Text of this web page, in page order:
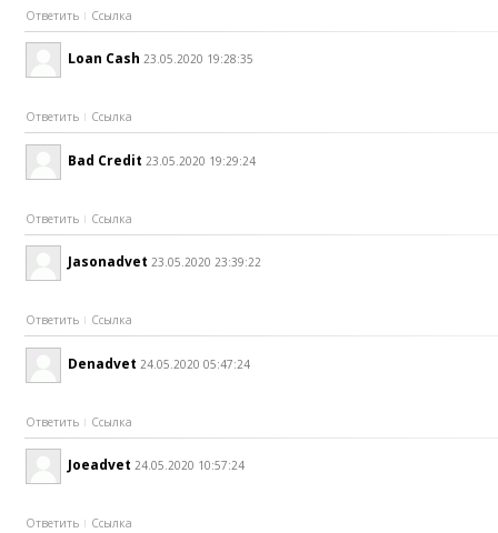
Ответить Ссылка
Loan Cash 23.05.2020 19:28:35
Ответить Ссылка
Bad Credit 23.05.2020 19:29:24
Ответить Ссылка
Jasonadvet 23.05.2020 23:39:22
Ответить Ссылка
Denadvet 24.05.2020 05:47:24
Ответить Ссылка
Joeadvet 24.05.2020 10:57:24
Ответить Ссылка